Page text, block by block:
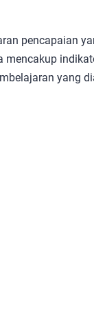
pencapaian
mencakup
yang